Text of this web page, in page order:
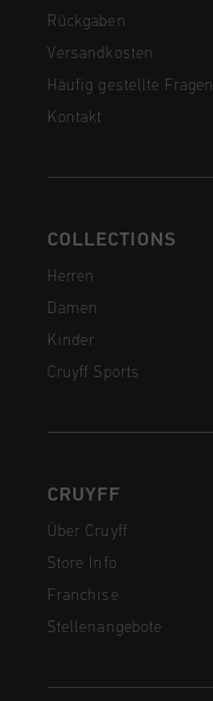
Rückgaben
Versandkosten
Häufig gestellte Fragen
Kontakt
COLLECTIONS
Herren
Damen
Kinder
Cruyff Sports
CRUYFF
Über Cruyff
Store Info
Franchise
Stellenangebote